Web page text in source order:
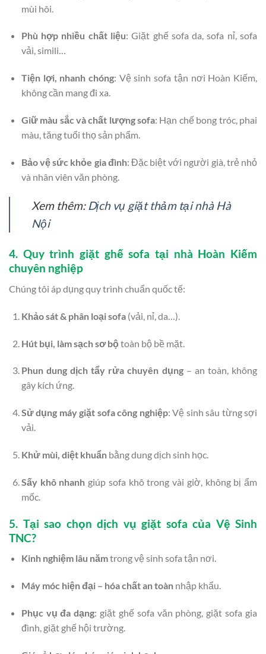
mùi hôi.
Phù hợp nhiều chất liệu: Giặt ghế sofa da, sofa nỉ, sofa
vải, simili…
Tiện lợi, nhanh chóng: Vệ sinh sofa tận nơi Hoàn Kiếm,
không cần mang đi xa.
Giữ màu sắc và chất lượng sofa: Hạn chế bong tróc, phai
màu, tăng tuổi thọ sản phẩm.
Bảo vệ sức khỏe gia đình: Đặc biệt với người già, trẻ nhỏ
và nhân viên văn phòng.
Xem thêm: Dịch vụ giặt thảm tại nhà Hà
Nội
4. Quy trình giặt ghế sofa tại nhà Hoàn Kiếm
chuyên nghiệp
Chúng tôi áp dụng quy trình chuẩn quốc tế:
Khảo sát & phân loại sofa(vải, nỉ, da…).
Hút bụi, làm sạch sơ bộ toàn bộ bề mặt.
Phun dung dịch tẩy rửa chuyên dụng– an toàn, không
gây kích ứng.
Sử dụng máy giặt sofa công nghiệp: Vệ sinh sâu từng sợi
vải.
Khử mùi, diệt khuẩnbằng dung dịch sinh học.
Sấy khô nhanh giúp sofa khô trong vài giờ, không bị ẩm
mốc.
5. Tại sao chọn dịch vụ giặt sofa của Vệ Sinh
TNC?
Kinh nghiệm lâu nămtrong vệ sinh sofa tận nơi.
Máy móc hiện đại – hóa chất an toànnhập khẩu.
Phục vụ đa dạng: giặt ghế sofa văn phòng, giặt sofa gia
đình, giặt ghế hội trường.